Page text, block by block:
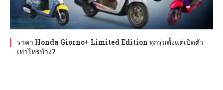
ราคา Honda Giorno+ Limited Edition ทุกรุ่นตั้งแต่เปิดตัว
เท่าไหร่บ้าง?